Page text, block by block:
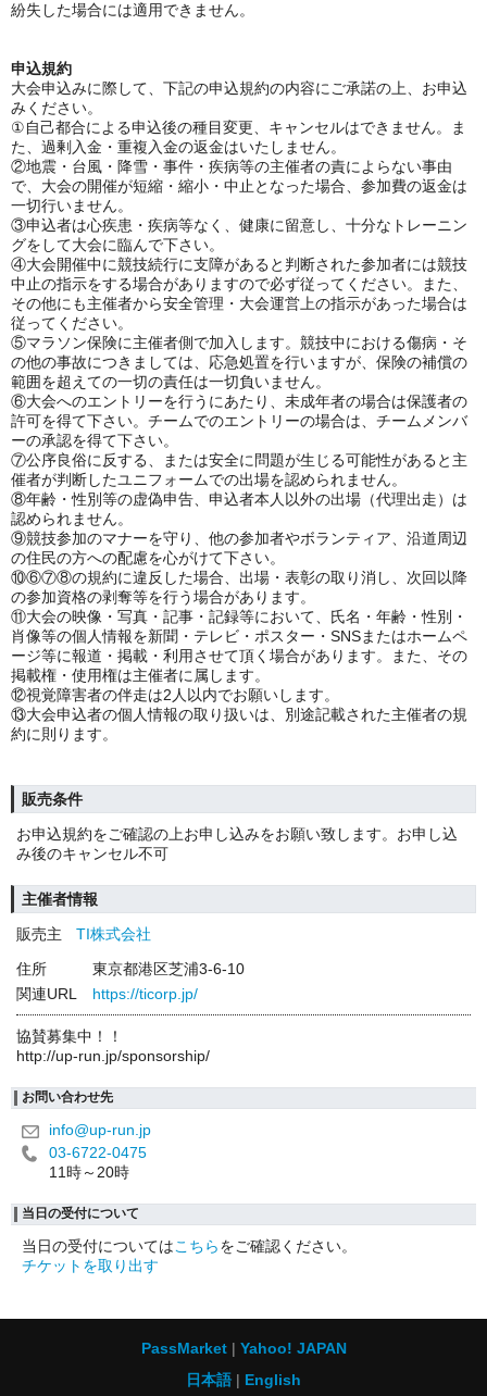
紛失した場合には適用できません。
申込規約
大会申込みに際して、下記の申込規約の内容にご承諾の上、お申込
みください。
①自己都合による申込後の種目変更、キャンセルはできません。ま
た、過剰入金・重複入金の返金はいたしません。
②地震・台風・降雪・事件・疾病等の主催者の責によらない事由
で、大会の開催が短縮・縮小・中止となった場合、参加費の返金は
一切行いません。
③申込者は心疾患・疾病等なく、健康に留意し、十分なトレーニン
グをして大会に臨んで下さい。
④大会開催中に競技続行に支障があると判断された参加者には競技
中止の指示をする場合がありますので必ず従ってください。また、
その他にも主催者から安全管理・大会運営上の指示があった場合は
従ってください。
⑤マラソン保険に主催者側で加入します。競技中における傷病・そ
の他の事故につきましては、応急処置を行いますが、保険の補償の
範囲を超えての一切の責任は一切負いません。
⑥大会へのエントリーを行うにあたり、未成年者の場合は保護者の
許可を得て下さい。チームでのエントリーの場合は、チームメンバ
ーの承認を得て下さい。
⑦公序良俗に反する、または安全に問題が生じる可能性があると主
催者が判断したユニフォームでの出場を認められません。
⑧年齢・性別等の虚偽申告、申込者本人以外の出場（代理出走）は
認められません。
⑨競技参加のマナーを守り、他の参加者やボランティア、沿道周辺
の住民の方への配慮を心がけて下さい。
⑩⑥⑦⑧の規約に違反した場合、出場・表彰の取り消し、次回以降
の参加資格の剥奪等を行う場合があります。
⑪大会の映像・写真・記事・記録等において、氏名・年齢・性別・
肖像等の個人情報を新聞・テレビ・ポスター・SNSまたはホームペ
ージ等に報道・掲載・利用させて頂く場合があります。また、その
掲載権・使用権は主催者に属します。
⑫視覚障害者の伴走は2人以内でお願いします。
⑬大会申込者の個人情報の取り扱いは、別途記載された主催者の規
約に則ります。
販売条件
お申込規約をご確認の上お申し込みをお願い致します。お申し込
み後のキャンセル不可
主催者情報
販売主
TI株式会社
住所
東京都港区芝浦3-6-10
関連URL
https://ticorp.jp/
協賛募集中！！
http://up-run.jp/sponsorship/
お問い合わせ先
info@up-run.jp
03-6722-0475
11時～20時
当日の受付について
当日の受付についてはこちらをご確認ください。
チケットを取り出す
PassMarket
Yahoo! JAPAN
日本語
English